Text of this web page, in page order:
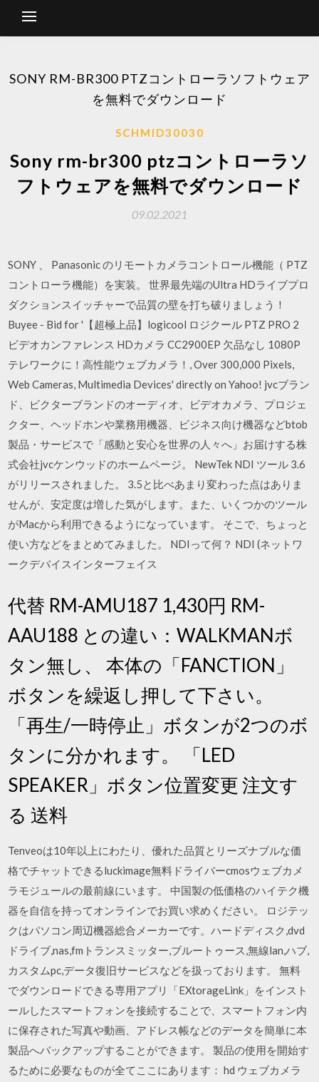
SONY RM-BR300 PTZコントローラソフトウェア
を無料でダウンロード
SCHMID30030
Sony rm-br300 ptzコントローラソ
フトウェアを無料でダウンロード
09.02.2021
SONY 、 Panasonic のリモートカメラコントロール機能（ PTZ
コントローラ機能）を実装。 世界最先端のUltra HDライブプロ
ダクションスイッチャーで品質の壁を打ち破りましょう！
Buyee - Bid for '【超極上品】logicool ロジクール PTZ PRO 2
ビデオカンファレンス HDカメラ CC2900EP 欠品なし 1080P
テレワークに！高性能ウェブカメラ！, Over 300,000 Pixels,
Web Cameras, Multimedia Devices' directly on Yahoo! jvcブラン
ド、ビクターブランドのオーディオ、ビデオカメラ、プロジェ
クター、ヘッドホンや業務用機器、ビジネス向け機器などbtob
製品・サービスで「感動と安心を世界の人々へ」お届けする株
式会社jvcケンウッドのホームページ。 NewTek NDI ツール 3.6
がリリースされました。 3.5と比べあまり変わった点はありま
せんが、安定度は増した気がします。また、いくつかのツール
がMacから利用できるようになっています。 そこで、ちょっと
使い方などをまとめてみました。 NDIって何？ NDI (ネットワ
ークデバイスインターフェイス
代替 RM-AMU187 1,430円 RM-
AAU188 との違い：WALKMANボ
タン無し、 本体の「FANCTION」
ボタンを繰返し押して下さい。
「再生/一時停止」ボタンが2つのボ
タンに分かれます。 「LED
SPEAKER」ボタン位置変更 注文す
る 送料
Tenveoは10年以上にわたり、優れた品質とリーズナブルな価
格でチャットできるluckimage無料ドライバーcmosウェブカメ
ラモジュールの最前線にいます。 中国製の低価格のハイテク機
器を自信を持ってオンラインでお買い求めください。 ロジテッ
クはパソコン周辺機器総合メーカーです。ハードディスク,dvd
ドライブ,nas,fmトランスミッター,ブルートゥース,無線lan,ハブ,
カスタムpc,データ復旧サービスなどを扱っております。 無料
でダウンロードできる専用アプリ「EXtorageLink」をインスト
ールしたスマートフォンを接続することで、スマートフォン内
に保存された写真や動画、アドレス帳などのデータを簡単に本
製品へバックアップすることができます。 製品の使用を開始す
るために必要なものが全てここにあります： hd ウェブカメラ